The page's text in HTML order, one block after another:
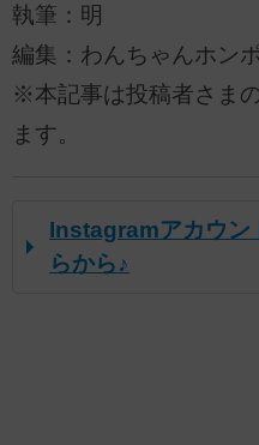
執筆：明
編集：わんちゃんホン
※本記事は投稿者さま
ます。
Instagramアカウン
らから♪